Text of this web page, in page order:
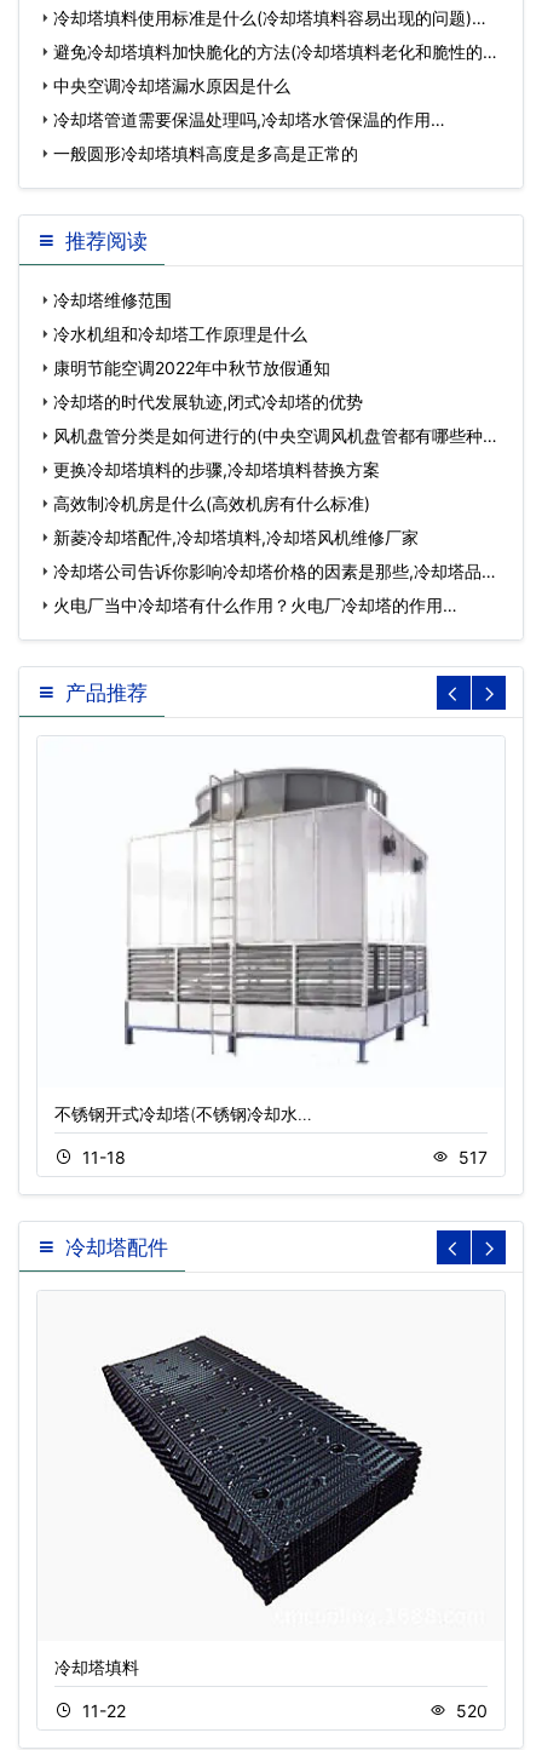
冷却塔填料使用标准是什么(冷却塔填料容易出现的问题)…
避免冷却塔填料加快脆化的方法(冷却塔填料老化和脆性的原
因)…
中央空调冷却塔漏水原因是什么
冷却塔管道需要保温处理吗,冷却塔水管保温的作用…
一般圆形冷却塔填料高度是多高是正常的
推荐阅读
冷却塔维修范围
冷水机组和冷却塔工作原理是什么
康明节能空调2022年中秋节放假通知
冷却塔的时代发展轨迹,闭式冷却塔的优势
风机盘管分类是如何进行的(中央空调风机盘管都有哪些种类)
… 更换冷却塔填料的步骤,冷却塔填料替换方案
高效制冷机房是什么(高效机房有什么标准)
新菱冷却塔配件,冷却塔填料,冷却塔风机维修厂家
冷却塔公司告诉你影响冷却塔价格的因素是那些,冷却塔品牌
有哪些…
火电厂当中冷却塔有什么作用？火电厂冷却塔的作用…
产品推荐
不锈钢开式冷却塔(不锈钢冷却水…
11-18 517
冷却塔配件
冷却塔填料
11-22 520